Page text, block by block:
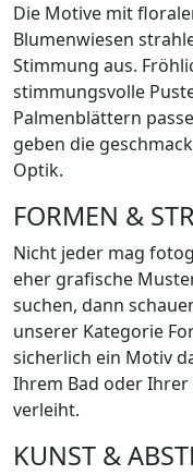
Die Motive mit
Blumenwiesen
Stimmung aus.
stimmungsvolle
Palmenblättern
geben die
Optik.
FORMEN &
Nicht jeder mag
eher grafische
suchen, dann
unserer Kategorie
sicherlich ein Motiv
Ihrem Bad oder Ihrer
verleiht.
KUNST &